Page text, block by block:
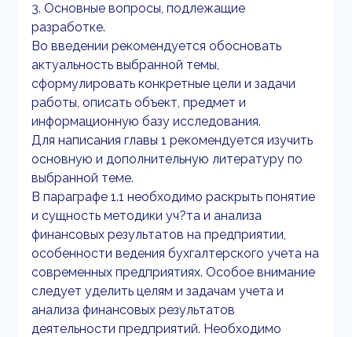
3. Основные вопросы, подлежащие
разработке.
Во введении рекомендуется обосновать
актуальность выбранной темы,
сформулировать конкретные цели и задачи
работы, описать объект, предмет и
информационную базу исследования.
Для написания главы 1 рекомендуется изучить
основную и дополнительную литературу по
выбранной теме.
В параграфе 1.1 необходимо раскрыть понятие
и сущность методики уч?та и анализа
финансовых результатов на предприятии,
особенности ведения бухгалтерского учета на
современных предприятиях. Особое внимание
следует уделить целям и задачам учета и
анализа финансовых результатов
деятельности предприятий. Необходимо